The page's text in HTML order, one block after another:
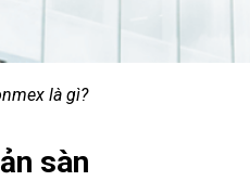
là gì?
sàn